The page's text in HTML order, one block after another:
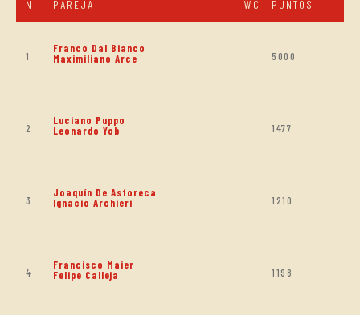
N PAREJA WC PUNTOS
1
Franco Dal Bianco
Maximiliano Arce
5000
2
Luciano Puppo
Leonardo Yob
1477
3
Joaquín De Astoreca
Ignacio Archieri
1210
4
Francisco Maier
Felipe Calleja
1198